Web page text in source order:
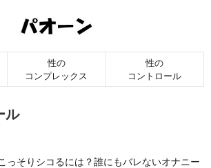
性の
コンプレックス
性の
コントロール
ル
っそりシコるには？誰にもバレないオナニー